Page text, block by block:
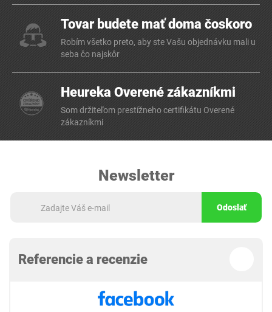
Tovar budete mať doma čoskoro
Robím všetko preto, aby ste Vašu objednávku mali u
seba čo najskôr
Heureka Overené zákazníkmi
Som držiteľom prestížneho certifikátu Overené
zákazníkmi
Newsletter
Odoslať
Referencie a recenzie